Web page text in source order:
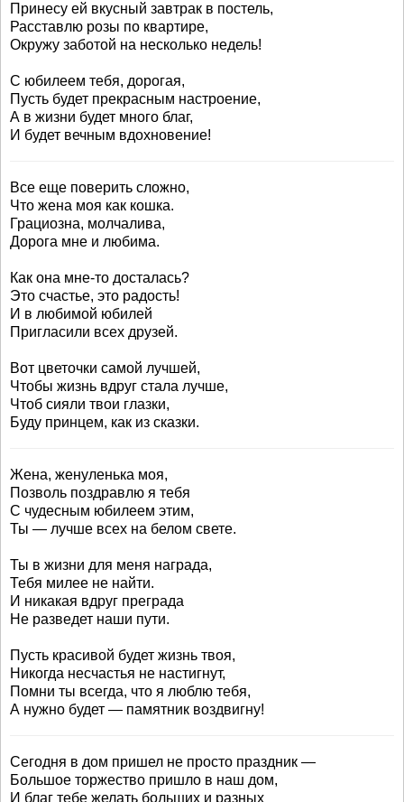
Принесу ей вкусный завтрак в постель,
Расставлю розы по квартире,
Окружу заботой на несколько недель!
С юбилеем тебя, дорогая,
Пусть будет прекрасным настроение,
А в жизни будет много благ,
И будет вечным вдохновение!
Все еще поверить сложно,
Что жена моя как кошка.
Грациозна, молчалива,
Дорога мне и любима.
Как она мне-то досталась?
Это счастье, это радость!
И в любимой юбилей
Пригласили всех друзей.
Вот цветочки самой лучшей,
Чтобы жизнь вдруг стала лучше,
Чтоб сияли твои глазки,
Буду принцем, как из сказки.
Жена, женуленька моя,
Позволь поздравлю я тебя
С чудесным юбилеем этим,
Ты — лучше всех на белом свете.
Ты в жизни для меня награда,
Тебя милее не найти.
И никакая вдруг преграда
Не разведет наши пути.
Пусть красивой будет жизнь твоя,
Никогда несчастья не настигнут,
Помни ты всегда, что я люблю тебя,
А нужно будет — памятник воздвигну!
Сегодня в дом пришел не просто праздник —
Большое торжество пришло в наш дом,
И благ тебе желать больших и разных